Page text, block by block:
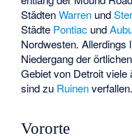
StädtenWarren und
Städte Pontiac und
Nordwesten. Allerdings
Niedergang der
Gebiet von Detroit
sind zu Ruinenverfallen.
Vororte